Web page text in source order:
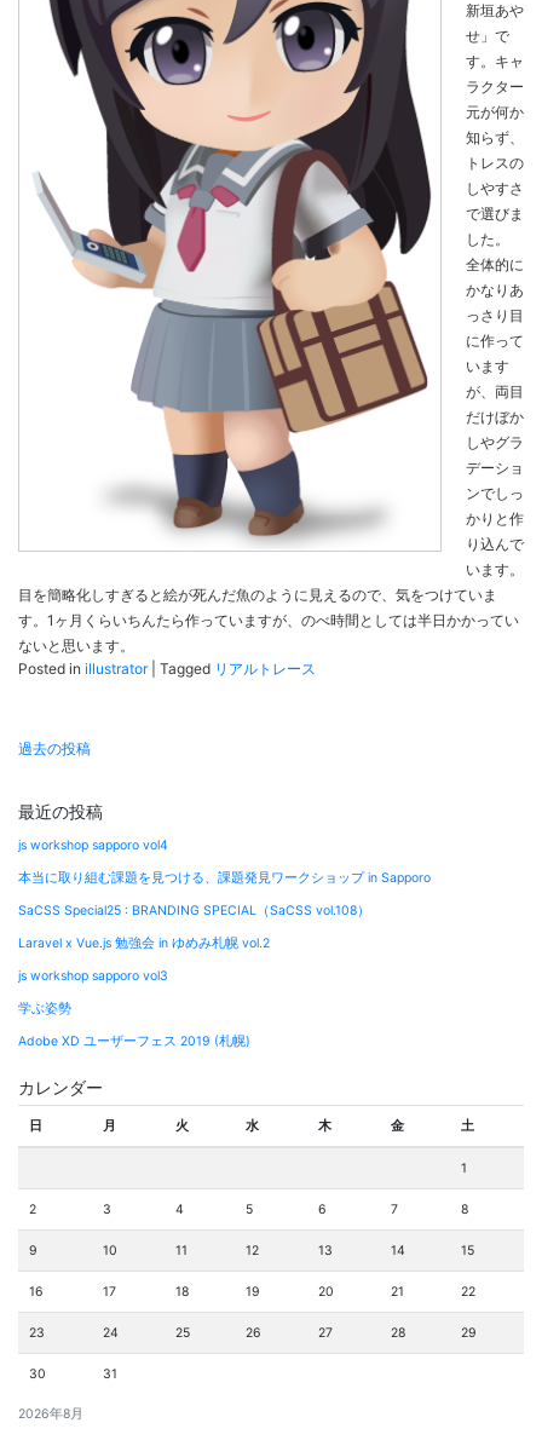
新垣あや
せ」で
す。キャ
ラクター
元が何か
知らず、
トレスの
しやすさ
で選びま
した。
全体的に
かなりあ
っさり目
に作って
います
が、両目
だけぼか
しやグラ
デーショ
ンでしっ
かりと作
り込んで
います。
目を簡略化しすぎると絵が死んだ魚のように見えるので、気をつけていま
す。1ヶ月くらいちんたら作っていますが、のべ時間としては半日かかってい
ないと思います。
Posted in illustrator| Tagged リアルトレース
投
ナ
ビ
ゲ
ー
シ
ョ
ン
過去の投稿
最近の投稿
js workshop sapporo vol4
本当に取り組む課題を見つける、課題発見ワークショップ in Sapporo
SaCSS Special25 : BRANDING SPECIAL（SaCSS vol.108）
Laravel x Vue.js 勉強会 in ゆめみ札幌 vol.2
js workshop sapporo vol3
学ぶ姿勢
Adobe XD ユーザーフェス 2019 (札幌)
カレンダー
2026年8月
日 月 火 水 木 金 土
1
2 3 4 5 6 7 8
9 10 11 12 13 14 15
16 17 18 19 20 21 22
23 24 25 26 27 28 29
30 31